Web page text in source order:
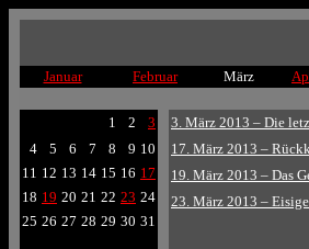
Januar Februar März
1 2
3
4
5 6 7 8 9 10
11 12 13 14 15 16 17
18 19 20 21 22 23 24
25 26 27 28 29 30 31
3. März 2013 – Die
17. März 2013 –
19. März 2013 – Das
23. März 2013 –